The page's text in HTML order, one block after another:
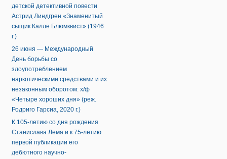
детской детективной повести
Астрид Линдгрен «Знаменитый
сыщик Калле Блюмквист» (1946
г.)
26 июня — Международный
День борьбы со
злоупотреблением
наркотическими средствами и их
незаконным оборотом: х/ф
«Четыре хороших дня» (реж.
Родриго Гарсиа, 2020 г.)
К 105-летию со дня рождения
Станислава Лема и к 75-летию
первой публикации его
дебютного научно-